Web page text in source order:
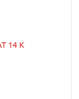
14 К